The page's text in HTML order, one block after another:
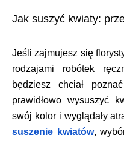
Jak suszyć kwiaty:
Jeśli zajmujesz się
rodzajami robótek
będziesz chciał
prawidłowo wysuszyć
swój kolor i wyglądały
suszenie kwiatów,